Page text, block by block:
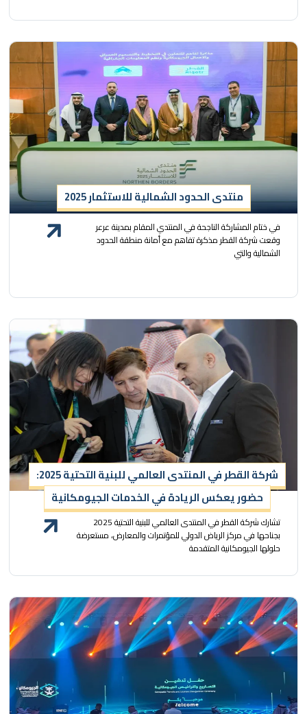
منتدى الحدود الشمالية للاستثمار 2025
في ختام المشاركة الناجحة في المنتدي المقام بمدينة عرعر
وقعت شركة القطر مذكرة تفاهم مع أمانة منطقة الحدود
الشمالية والتي
شركة القطر في المنتدى العالمي للبنية التحتية 2025:
حضور يعكس الريادة في الخدمات الجيومكانية
تشارك شركة القطر في المنتدى العالمي للبنية التحتية 2025
بجناحها في مركز الرياض الدولي للمؤتمرات والمعارض، مستعرضة
حلولها الجيومكانية المتقدمة